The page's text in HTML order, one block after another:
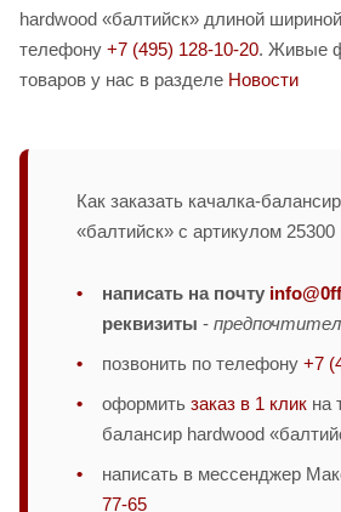
hardwood «балтийск» длиной
телефону +7 (495) 128-10-20. Живые
товаров у нас в разделе Новости
Как заказать качалка-
«балтийск» с артикулом 25300
написать на почту
реквизиты -
позвонить по телефону +7
оформить заказ в 1 клик на
балансир hardwood
написать в мессенджер
77-65